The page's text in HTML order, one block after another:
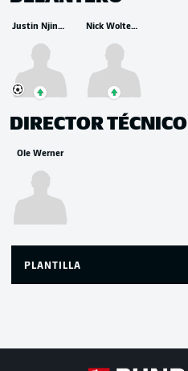
Justin Njinmah Nick Woltemade
DIRECTOR TÉCNICO
Ole Werner
PLANTILLA